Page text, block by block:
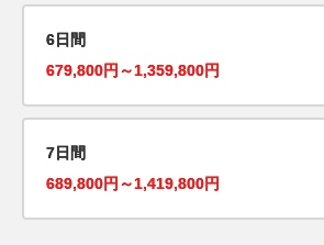
6日間
679,800円～1,359,800円
7日間
689,800円～1,419,800円